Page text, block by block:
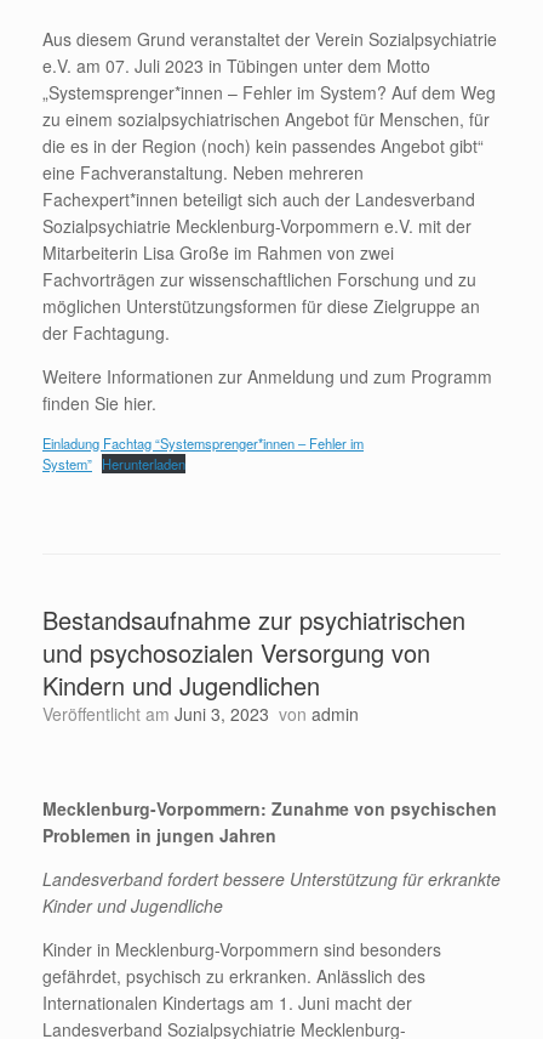
Aus diesem Grund veranstaltet der Verein Sozialpsychiatrie
e.V. am 07. Juli 2023 in Tübingen unter dem Motto
„Systemsprenger*innen – Fehler im System? Auf dem Weg
zu einem sozialpsychiatrischen Angebot für Menschen, für
die es in der Region (noch) kein passendes Angebot gibt“
eine Fachveranstaltung. Neben mehreren
Fachexpert*innen beteiligt sich auch der Landesverband
Sozialpsychiatrie Mecklenburg-Vorpommern e.V. mit der
Mitarbeiterin Lisa Große im Rahmen von zwei
Fachvorträgen zur wissenschaftlichen Forschung und zu
möglichen Unterstützungsformen für diese Zielgruppe an
der Fachtagung.
Weitere Informationen zur Anmeldung und zum Programm
finden Sie hier.
Einladung Fachtag “Systemsprenger*innen – Fehler im
System” Herunterladen
Bestandsaufnahme zur psychiatrischen
und psychosozialen Versorgung von
Kindern und Jugendlichen
Veröffentlicht am Juni 3, 2023 von admin
Mecklenburg-Vorpommern: Zunahme von psychischen
Problemen in jungen Jahren
Landesverband fordert bessere Unterstützung für erkrankte
Kinder und Jugendliche
Kinder in Mecklenburg-Vorpommern sind besonders
gefährdet, psychisch zu erkranken. Anlässlich des
Internationalen Kindertags am 1. Juni macht der
Landesverband Sozialpsychiatrie Mecklenburg-